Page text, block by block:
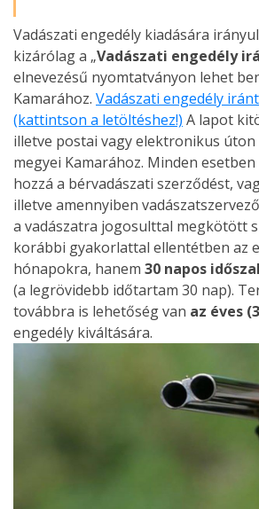
Vadászati engedély kiadására
kizárólag a „Vadászati engedély
elnevezésű nyomtatványon lehet
Kamarához. Vadászati engedély
(kattintson a letöltéshez!) A lapot
illetve postai vagy elektronikus
megyei Kamarához. Minden
hozzá a bérvadászati szerződést,
illetve amennyiben
a vadászatra jogosulttal megkötött
korábbi gyakorlattal ellentétben az
hónapokra, hanem 30 napos
(a legrövidebb időtartam 30 nap).
továbbra is lehetőség van az éves
engedély kiváltására.